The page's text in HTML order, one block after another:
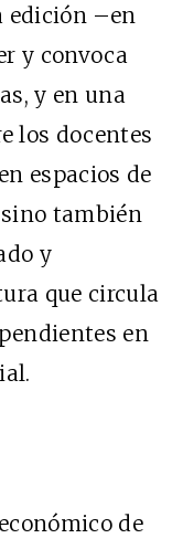
edición –en
y convoca
y en una
los docentes
espacios de
también
y
que circula
en
de